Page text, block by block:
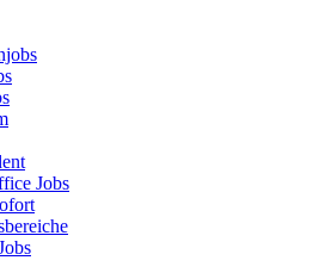
Jobs